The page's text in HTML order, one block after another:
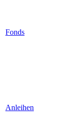
Fonds
Anleihen